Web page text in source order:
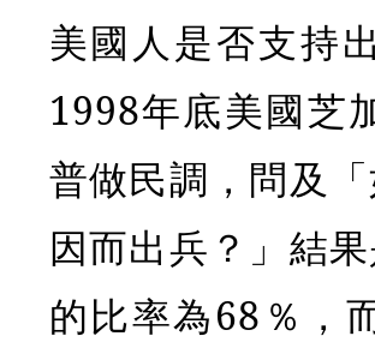
美國人是否支持
1998年底美國芝
普做民調，問及
因而出兵？」結
的比率為68％，